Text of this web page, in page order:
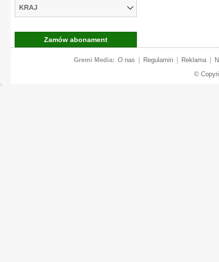
KRAJ
Zamów abonament
Gremi Media: O nas Regulamin Reklama
©